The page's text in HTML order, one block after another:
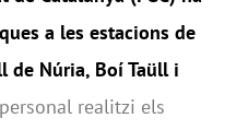
a les estacions de
de Núria, Boí Taüll i
realitzi els